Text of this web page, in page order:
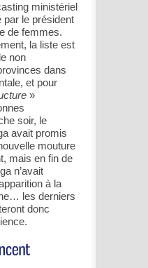
ministériel
par le président
de femmes.
la liste est
non
dans
et pour
»
soir, le
avait promis
mouture
mais en fin de
n’avait
à la
les derniers
donc